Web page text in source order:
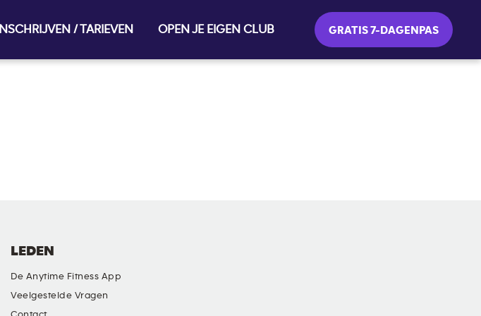
INSCHRIJVEN / TARIEVEN OPEN JE EIGEN CLUB GRATIS 7-DAGENPAS
LEDEN
De Anytime Fitness App
Veelgestelde Vragen